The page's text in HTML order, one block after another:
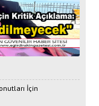
İçin